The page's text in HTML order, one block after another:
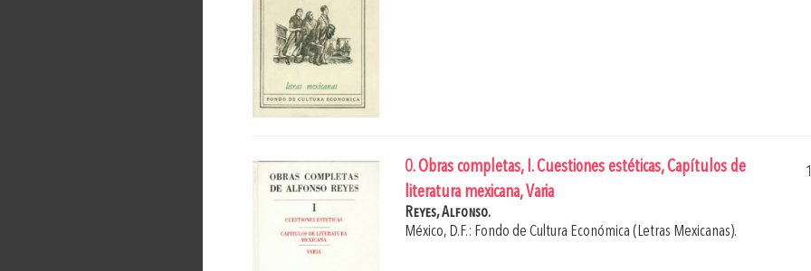
0. Obras completas, I. Cuestiones estéticas, Capítulos de
literatura mexicana, Varia
Reyes, Alfonso.
México, D.F.: Fondo de Cultura Económica (Letras Mexicanas).